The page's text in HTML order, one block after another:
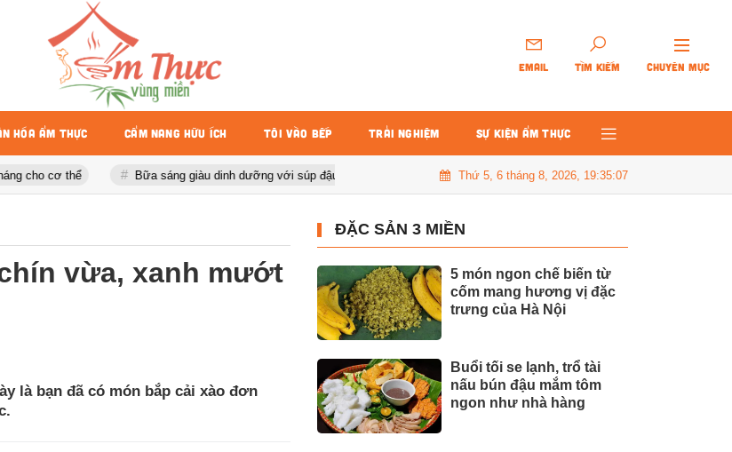
EMAIL TÌM KIẾM CHUYÊN MỤC
HÓA ẨM THỰC CẨM NANG HỮU ÍCH TÔI VÀO BẾP TRẢI NGHIỆM SỰ KIỆN ẨM THỰC
cơ thể Bữa sáng giàu dinh dưỡng với súp đậu phụ nhanh gọn, đơn giản Nấu xôi sườn dẻo thơm kiểu Trung Hoa cho
Thứ 5, 6 tháng 8, 2026, 19:35:09
vừa, xanh mướt
là bạn đã có món bắp cải xào đơn
ĐẶC SẢN 3 MIỀN
5 món ngon chế biến từ
cốm mang hương vị đặc
trưng của Hà Nội
Buổi tối se lạnh, trổ tài
nấu bún đậu mắm tôm
ngon như nhà hàng